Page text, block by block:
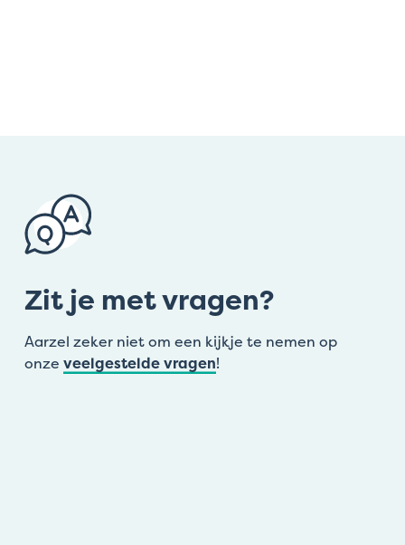
Zit je met vragen?
Aarzel zeker niet om een kijkje te nemen op
onze veelgestelde vragen!